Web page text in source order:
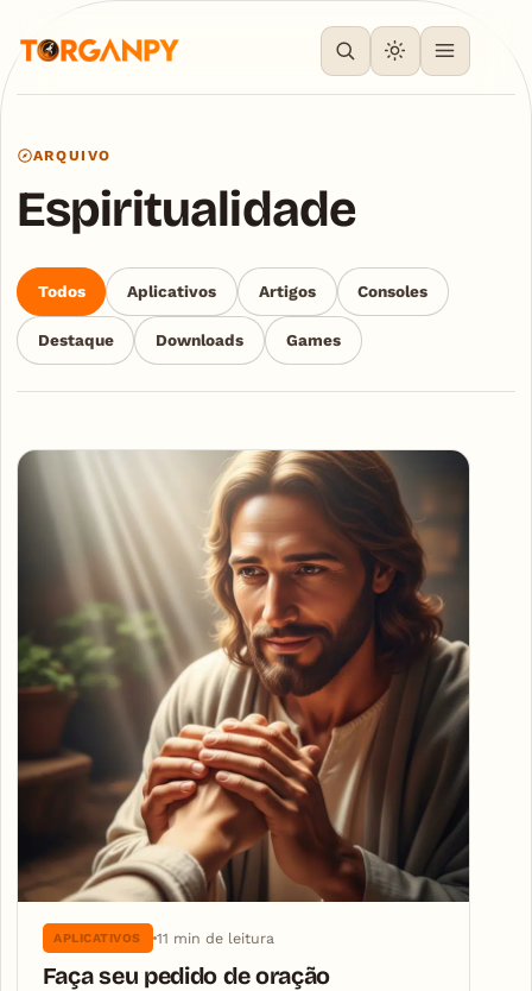
ARQUIVO
Espiritualidade
Todos Aplicativos Artigos Consoles
Destaque Downloads Games
Articles
APLICATIVOS 11 min de leitura
Faça seu pedido de oração